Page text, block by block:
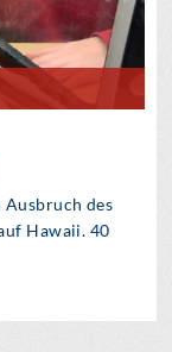
Ausbruch des
Hawaii. 40